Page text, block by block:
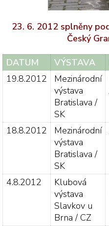
23. 6. 2012 splněny
Český
DATUM VÝSTAVA
19.8.2012
Mezinárodní
výstava
Bratislava /
SK
18.8.2012
Mezinárodní
výstava
Bratislava /
SK
4.8.2012
Klubová
výstava
Slavkov u
Brna / CZ